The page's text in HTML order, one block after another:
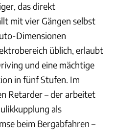
das direkt
mit vier Gängen selbst
Dimensionen
üblich, erlaubt
und eine mächtige
in fünf Stufen. Im
Retarder – der arbeitet
als
beim Bergabfahren –